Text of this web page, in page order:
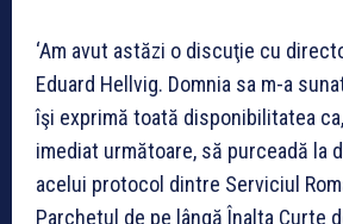
‘Am avut astăzi o discuţie cu
Eduard Hellvig. Domnia sa m-a
îşi exprimă toată disponibilitatea
imediat următoare, să purceadă la
acelui protocol dintre Serviciul
Parchetul de pe lângă Înalta Curte